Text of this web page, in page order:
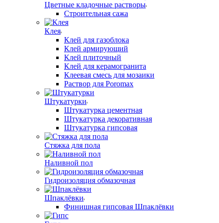
Цветные кладочные растворы
Строительная сажа
Клея
Клей для газоблока
Клей армирующий
Клей плиточный
Клей для керамогранита
Клеевая смесь для мозаики
Раствор для Poromax
Штукатурки
Штукатурка цементная
Штукатурка декоративная
Штукатурка гипсовая
Стяжка для пола
Наливной пол
Гидроизоляция обмазочная
Шпаклёвки
Финишная гипсовая Шпаклёвки